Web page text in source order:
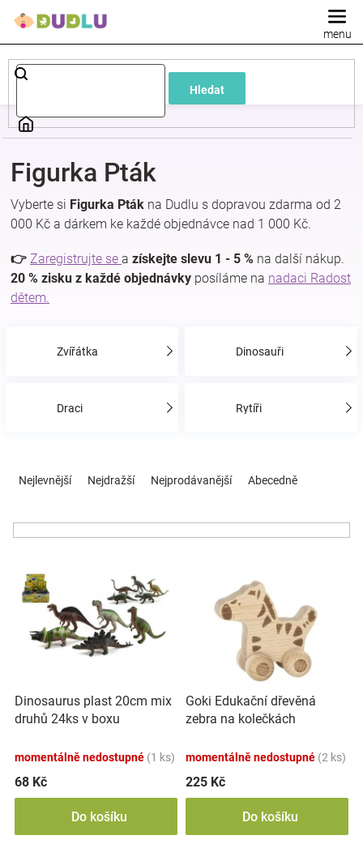
Hledat
Dětské
a
oblečení
a
zábava
děti
Těhotenské
Novinky
Blog
Figurka Pták
Vyberte si Figurka Pták na Dudlu s dopravou zdarma od 2
000 Kč a dárkem ke každé objednávce nad 1 000 Kč.
👉 Zaregistrujte se a získejte slevu 1 - 5 % na další nákup.
20 % zisku z každé objednávky posíláme na nadaci Radost
dětem.
Zvířátka Dinosauři
Draci Rytíři
ů
Nejlevnější Nejdražší Nejprodávanější Abecedně
o
d
u
t
ů
Dinosaurus plast 20cm mix
druhů 24ks v boxu
momentálně nedostupné (1 ks)
68 Kč
Do košíku
Goki Edukační dřevěná
zebra na kolečkách
momentálně nedostupné (2 ks)
225 Kč
Do košíku